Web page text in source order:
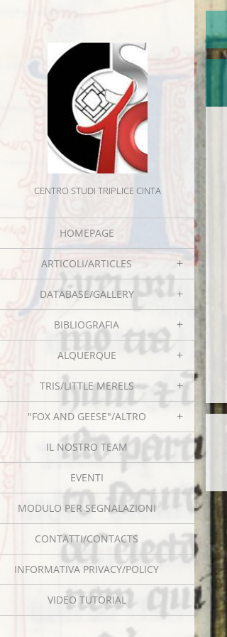
CENTRO STUDI TRIPLICE CINTA
HOMEPAGE
ARTICOLI/ARTICLES
DATABASE/GALLERY
BIBLIOGRAFIA
ALQUERQUE
TRIS/LITTLE MERELS
"FOX AND GEESE"/ALTRO
IL NOSTRO TEAM
EVENTI
MODULO PER SEGNALAZIONI
CONTATTI/CONTACTS
INFORMATIVA PRIVACY/POLICY
VIDEO TUTORIAL